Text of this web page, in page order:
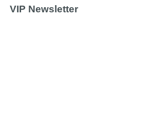
VIP Newsletter